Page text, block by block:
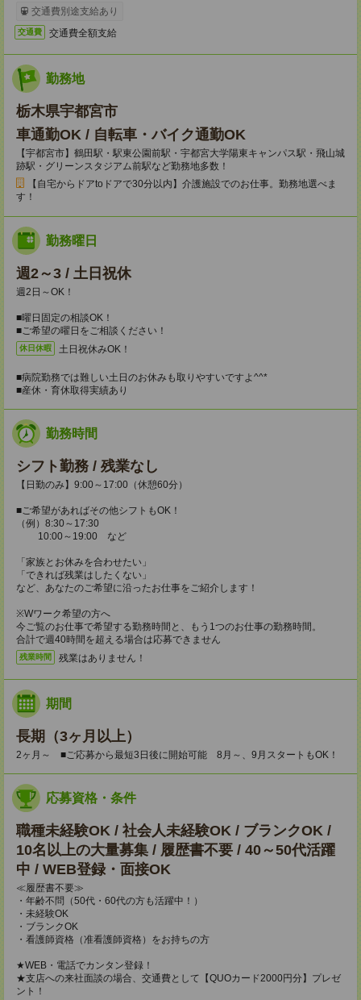
交通費別途支給あり
交通費 交通費全額支給
勤務地
栃木県宇都宮市
車通勤OK / 自転車・バイク通勤OK
【宇都宮市】鶴田駅・駅東公園前駅・宇都宮大学陽東キャンパス駅・飛山城
跡駅・グリーンスタジアム前駅など勤務地多数！
【自宅からドアtoドアで30分以内】介護施設でのお仕事。勤務地選べま
す！
勤務曜日
週2～3 / 土日祝休
週2日～OK！
■曜日固定の相談OK！
■ご希望の曜日をご相談ください！
休日休暇 土日祝休みOK！
■病院勤務では難しい土日のお休みも取りやすいですよ^^*
■産休・育休取得実績あり
勤務時間
シフト勤務 / 残業なし
【日勤のみ】9:00～17:00（休憩60分）
■ご希望があればその他シフトもOK！
（例）8:30～17:30
10:00～19:00 など
「家族とお休みを合わせたい」
「できれば残業はしたくない」
など、あなたのご希望に沿ったお仕事をご紹介します！
※Wワーク希望の方へ
今ご覧のお仕事で希望する勤務時間と、もう1つのお仕事の勤務時間。
合計で週40時間を超える場合は応募できません
残業時間 残業はありません！
期間
長期（3ヶ月以上）
2ヶ月～ ■ご応募から最短3日後に開始可能 8月～、9月スタートもOK！
応募資格・条件
職種未経験OK / 社会人未経験OK / ブランクOK /
10名以上の大量募集 / 履歴書不要 / 40～50代活躍
中 / WEB登録・面接OK
≪履歴書不要≫
・年齢不問（50代・60代の方も活躍中！）
・未経験OK
・ブランクOK
・看護師資格（准看護師資格）をお持ちの方
★WEB・電話でカンタン登録！
★支店への来社面談の場合、交通費として【QUOカード2000円分】プレゼ
ント！